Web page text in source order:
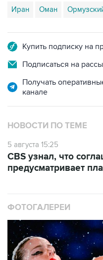
Иран Оман
Купить подписку на
Подписаться на
Получать
канале
НОВОСТИ ПО ТЕМЕ
5 августа 15:25
CBS узнал, что
предусматривает
ФОТОГАЛЕРЕИ